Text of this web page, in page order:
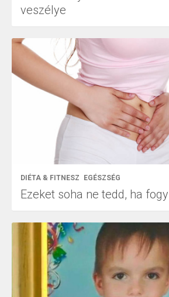
veszélye
DIÉTA & FITNESZ EGÉSZSÉG
Ezeket soha ne tedd, ha